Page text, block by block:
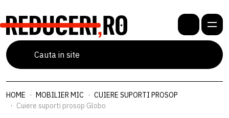
HOME MOBILIER MIC
CUIERE SUPORTI PROSOP
Cuiere suporti prosop Globo